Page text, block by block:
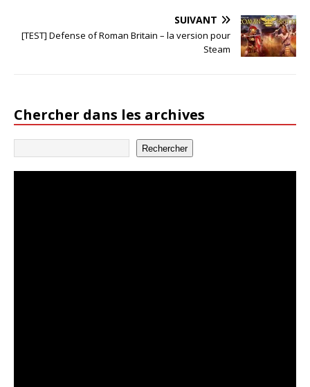
SUIVANT
[TEST] Defense of Roman Britain – la version pour
Steam
Chercher dans les archives
Rechercher